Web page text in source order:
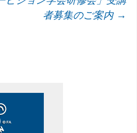
者募集のご案内 →